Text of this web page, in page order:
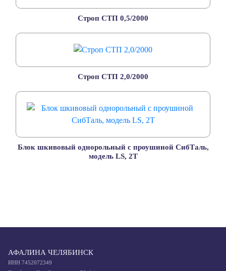
Строп СТП 0,5/2000
Строп СТП 2,0/2000
Блок шкивовый однорольный с проушиной СибТаль,
модель LS, 2T
АФАЛИНА ЧЕЛЯБИНСК
ИНН 7452072349